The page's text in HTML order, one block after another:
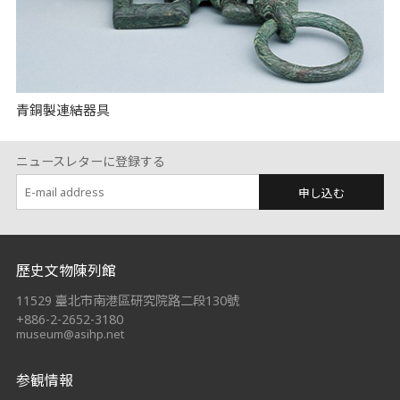
青銅製連結器具
ニュースレターに登録する
申し込む
:::
歷史文物陳列館
11529 臺北市南港區研究院路二段130號
+886-2-2652-3180
museum@asihp.net
参観情報